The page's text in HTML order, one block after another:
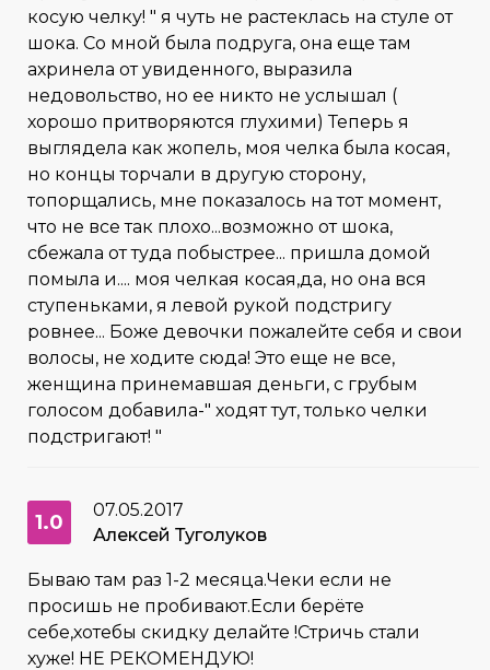
косую челку! " я чуть не растеклась на стуле от
шока. Со мной была подруга, она еще там
ахринела от увиденного, выразила
недовольство, но ее никто не услышал (
хорошо притворяются глухими) Теперь я
выглядела как жопель, моя челка была косая,
но концы торчали в другую сторону,
топорщались, мне показалось на тот момент,
что не все так плохо...возможно от шока,
сбежала от туда побыстрее... пришла домой
помыла и.... моя челкая косая,да, но она вся
ступеньками, я левой рукой подстригу
ровнее... Боже девочки пожалейте себя и свои
волосы, не ходите сюда! Это еще не все,
женщина принемавшая деньги, с грубым
голосом добавила-" ходят тут, только челки
подстригают! "
1.0
07.05.2017
Алексей Туголуков
Бываю там раз 1-2 месяца.Чеки если не
просишь не пробивают.Если берёте
себе,хотебы скидку делайте !Стричь стали
хуже! НЕ РЕКОМЕНДУЮ!